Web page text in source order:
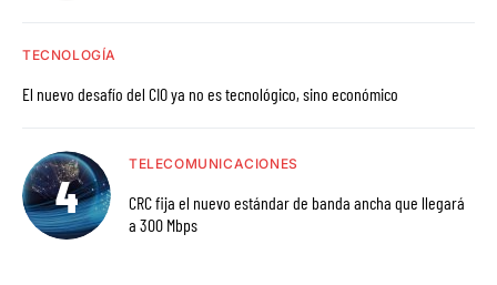
TECNOLOGÍA
El nuevo desafío del CIO ya no es tecnológico, sino económico
TELECOMUNICACIONES
CRC fija el nuevo estándar de banda ancha que llegará
a 300 Mbps